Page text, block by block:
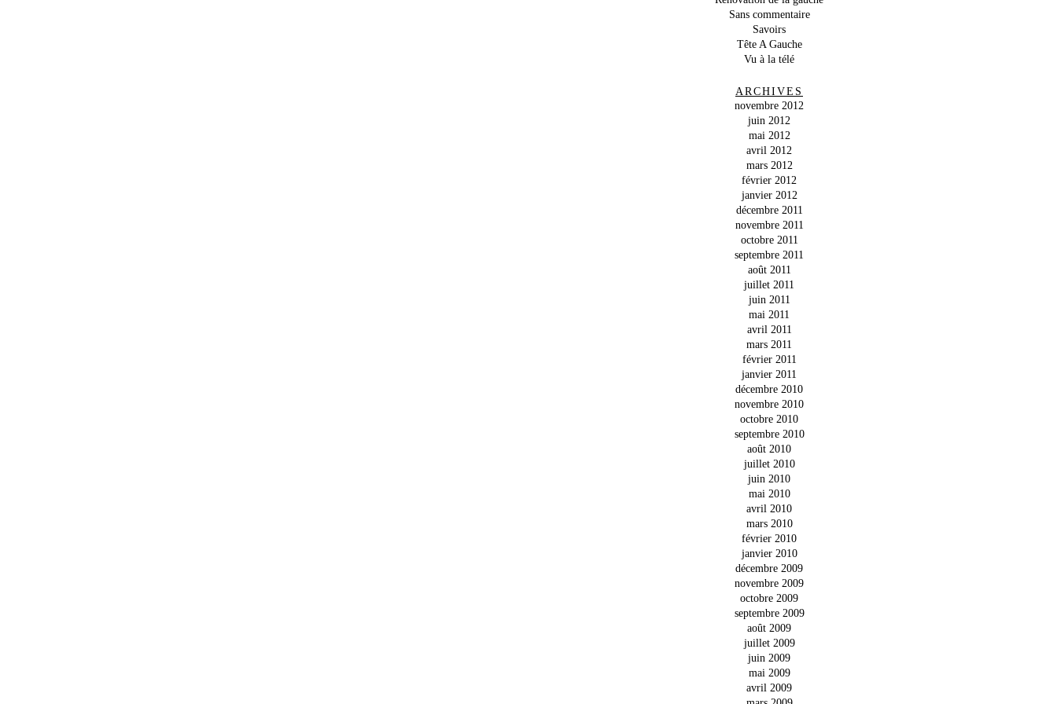
Sans commentaire
Savoirs
Tête A Gauche
Vu à la télé
ARCHIVES
novembre 2012
juin 2012
mai 2012
avril 2012
mars 2012
février 2012
janvier 2012
décembre 2011
novembre 2011
octobre 2011
septembre 2011
août 2011
juillet 2011
juin 2011
mai 2011
avril 2011
mars 2011
février 2011
janvier 2011
décembre 2010
novembre 2010
octobre 2010
septembre 2010
août 2010
juillet 2010
juin 2010
mai 2010
avril 2010
mars 2010
février 2010
janvier 2010
décembre 2009
novembre 2009
octobre 2009
septembre 2009
août 2009
juillet 2009
juin 2009
mai 2009
avril 2009